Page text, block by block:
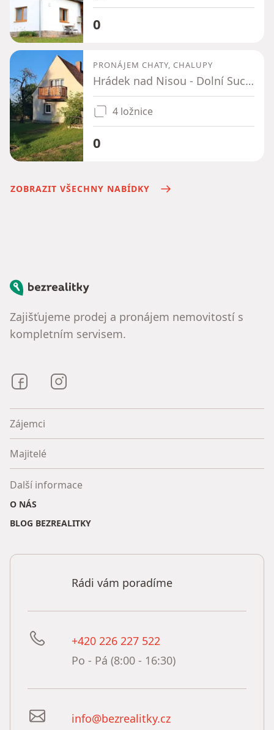
0
PRONÁJEM CHATY, CHALUPY
Hrádek nad Nisou - Dolní Suchá u Chotyně, Liberecký kraj
4 ložnice
0
ZOBRAZIT VŠECHNY NABÍDKY
Bezrealitky
Zajišťujeme prodej a pronájem nemovitostí s
kompletním servisem.
Bezrealitky na Facebooku
Zájemci
Majitelé
Další informace
O NÁS
BLOG BEZREALITKY
Rádi vám poradíme
+420 226 227 522
Po - Pá (8:00 - 16:30)
info@bezrealitky.cz